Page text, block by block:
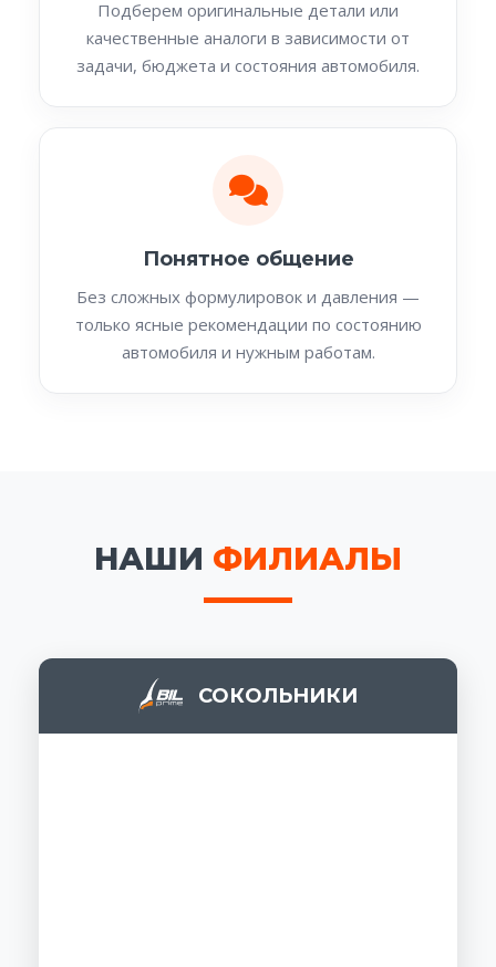
Подберем оригинальные детали или
качественные аналоги в зависимости от
задачи, бюджета и состояния автомобиля.
Понятное общение
Без сложных формулировок и давления —
только ясные рекомендации по состоянию
автомобиля и нужным работам.
НАШИ ФИЛИАЛЫ
СОКОЛЬНИКИ